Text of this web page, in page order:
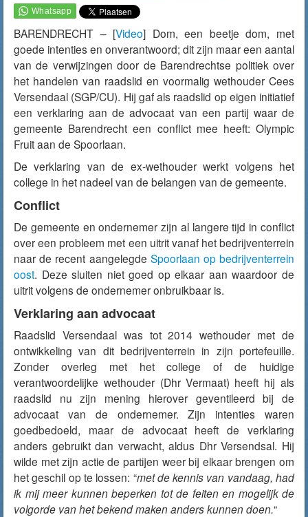
BARENDRECHT – [Video] Dom, een beetje dom, met
goede intenties en onverantwoord; dit zijn maar een aantal
van de verwijzingen door de Barendrechtse politiek over
het handelen van raadslid en voormalig wethouder Cees
Versendaal (SGP/CU). Hij gaf als raadslid op eigen initiatief
een verklaring aan de advocaat van een partij waar de
gemeente Barendrecht een conflict mee heeft: Olympic
Fruit aan de Spoorlaan.
De verklaring van de ex-wethouder werkt volgens het
college in het nadeel van de belangen van de gemeente.
Conflict
De gemeente en ondernemer zijn al langere tijd in conflict
over een probleem met een uitrit vanaf het bedrijventerrein
naar de recent aangelegde Spoorlaan op bedrijventerrein
oost. Deze sluiten niet goed op elkaar aan waardoor de
uitrit volgens de ondernemer onbruikbaar is.
Verklaring aan advocaat
Raadslid Versendaal was tot 2014 wethouder met de
ontwikkeling van dit bedrijventerrein in zijn portefeuille.
Zonder overleg met het college of de huidige
verantwoordelijke wethouder (Dhr Vermaat) heeft hij als
raadslid nu zijn mening hierover geventileerd bij de
advocaat van de ondernemer. Zijn intenties waren
goedbedoeld, maar de advocaat heeft de verklaring
anders gebruikt dan verwacht, aldus Dhr Versendsal. Hij
wilde met zijn actie de partijen weer bij elkaar brengen om
het geschil op te lossen: “met de kennis van vandaag, had
ik mij meer kunnen beperken tot de feiten en mogelijk de
volgorde van het bekend maken anders kunnen doen.“